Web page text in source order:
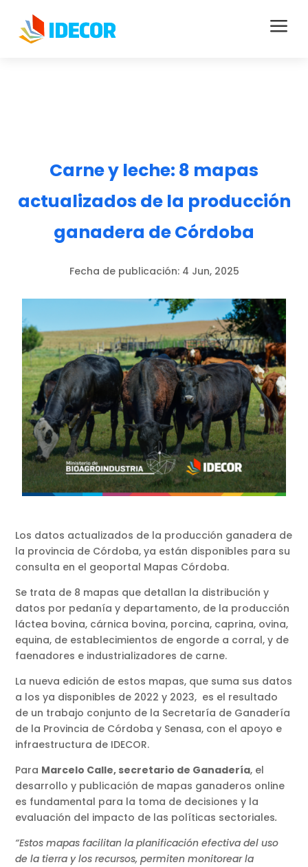
a
Carne y leche: 8 mapas
actualizados de la producción
ganadera de Córdoba
Fecha de publicación: 4 Jun, 2025
Los datos actualizados de la producción ganadera de
la provincia de Córdoba, ya están disponibles para su
consulta en el geoportal Mapas Córdoba.
Se trata de 8 mapas que detallan la distribución y
datos por pedanía y departamento, de la producción
láctea bovina, cárnica bovina, porcina, caprina, ovina,
equina, de establecimientos de engorde a corral, y de
faenadores e industrializadores de carne.
La nueva edición de estos mapas, que suma sus datos
a los ya disponibles de 2022 y 2023, es el resultado
de un trabajo conjunto de la Secretaría de Ganadería
de la Provincia de Córdoba y Senasa, con el apoyo e
infraestructura de IDECOR.
Para Marcelo Calle, secretario de Ganadería, el
desarrollo y publicación de mapas ganaderos online
es fundamental para la toma de decisiones y la
evaluación del impacto de las políticas sectoriales.
“Estos mapas facilitan la planificación efectiva del uso
de la tierra y los recursos, permiten monitorear la